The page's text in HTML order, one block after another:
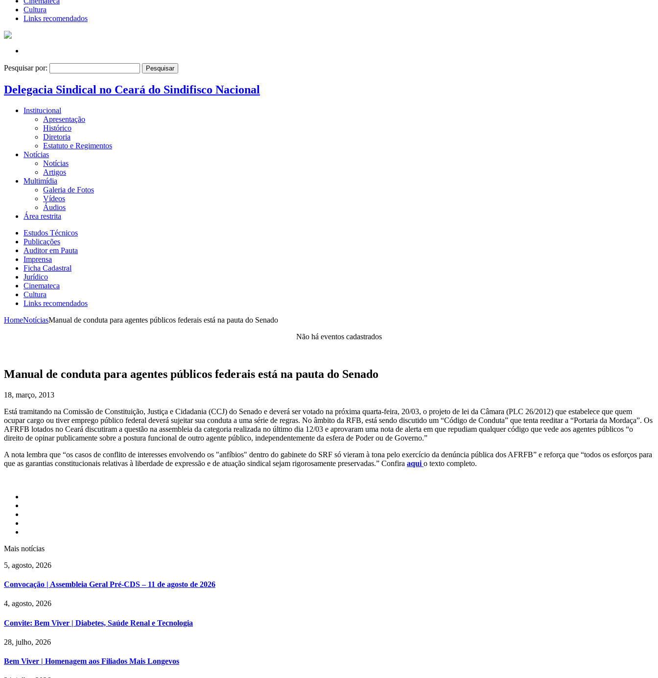
Cultura
Links recomendados
Pesquisar por:
Delegacia Sindical no Ceará do Sindifisco Nacional
Institucional
Apresentação
Histórico
Diretoria
Estatuto e Regimentos
Notícias
Notícias
Artigos
Multimídia
Galeria de Fotos
Vídeos
Áudios
Área restrita
Estudos Técnicos
Publicações
Auditor em Pauta
Imprensa
Ficha Cadastral
Jurídico
Cinemateca
Cultura
Links recomendados
HomeNotíciasManual de conduta para agentes públicos federais está na pauta do Senado
Não há eventos cadastrados
Manual de conduta para agentes públicos federais está na pauta do Senado
18, março, 2013
Está tramitando na Comissão de Constituição, Justiça e Cidadania (CCJ) do Senado e deverá ser votado na próxima quarta-feira, 20/03, o projeto de lei da Câmara (PLC 26/2012) que estabelece que quem
ocupar cargo ou tiver emprego público federal deverá sujeitar sua conduta a uma série de regras. No âmbito da RFB, está sendo discutido um “Código de Conduta” que tenta reeditar a “Portaria da Mordaça”. Os
AFRFB lotados no Ceará discutiram a questão na assembleia da categoria realizada no último dia 12/03 e aprovaram uma nota de alerta em que repudiam qualquer código que vede aos agentes públicos “o
direito de opinar publicamente sobre a postura funcional de outro agente público, independentemente da esfera de Poder ou de Governo.”
A nota lembra que “os casos de conflito de interesses envolvendo os "anfíbios" dentro do gabinete do SRF só vieram à tona pelo exercício da denúncia pública dos AFRFB” e reforça que “todos os esforços para
que as garantias constitucionais relativas à liberdade de expressão e de atuação sindical sejam rigorosamente preservadas.” Confira aqui o texto completo.
Mais notícias
5, agosto, 2026
Convocação | Assembleia Geral Pré-CDS – 11 de agosto de 2026
4, agosto, 2026
Convite: Bem Viver | Diabetes, Saúde Renal e Tecnologia
28, julho, 2026
Bem Viver | Homenagem aos Filiados Mais Longevos